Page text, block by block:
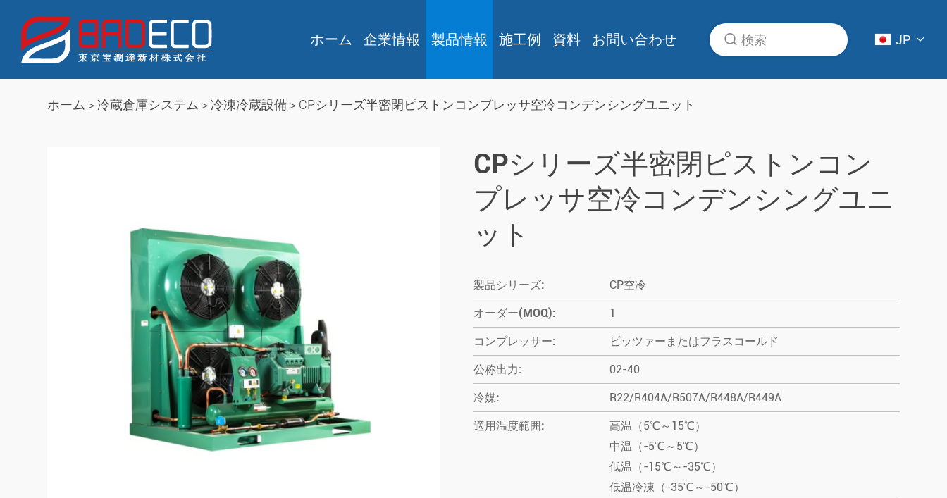
ホーム 企業情報 製品情報 施工例 資料 お問い合わせ JP
ホーム >冷蔵倉庫システム >冷凍冷蔵設備 > CPシリーズ半密閉ピストンコンプレッサ空冷コンデンシングユニット
CPシリーズ半密閉ピストンコン
プレッサ空冷コンデンシングユニ
ット
製品シリーズ: CP空冷
オーダー(MOQ): 1
コンプレッサー: ビッツァーまたはフラスコールド
公称出力: 02-40
冷媒: R22/R404A/R507A/R448A/R449A
適用温度範囲:
高温（5℃～15℃）
中温（-5℃～5℃）
低温（-15℃～-35℃）
低温冷凍（-35℃～-50℃）